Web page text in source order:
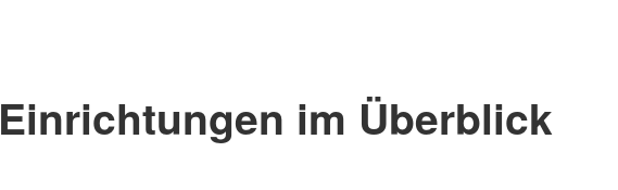
Einrichtungen im Überblick